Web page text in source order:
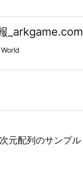
_arkgame.com
元配列のサンプル